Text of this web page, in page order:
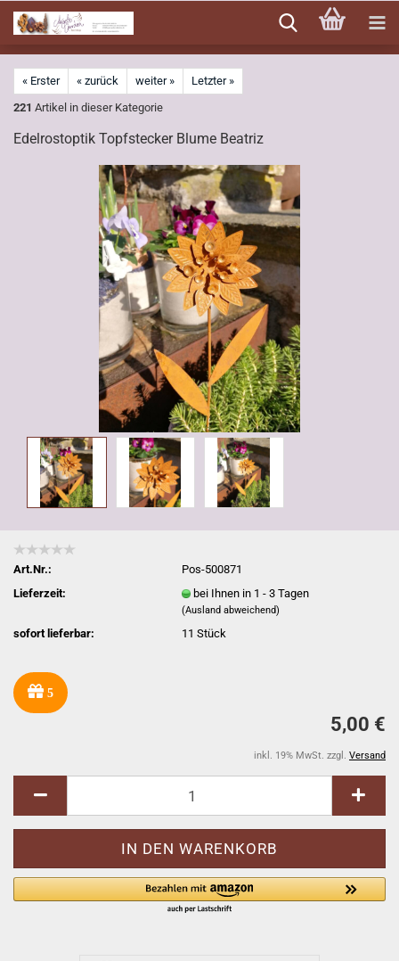
zum
Hauptinhalt
« Erster « zurück weiter »
Letzter »
221 Artikel in dieser Kategorie
Edelrostoptik Topfstecker Blume Beatriz
Art.Nr.:
Pos-500871
Lieferzeit:
bei Ihnen in 1 - 3 Tagen
(Ausland abweichend)
sofort lieferbar: 11Stück
5
5,00 €
inkl. 19% MwSt. zzgl. Versand